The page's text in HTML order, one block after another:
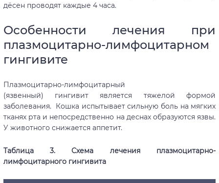
дёсен проводят каждые 4 часа.
Особенности лечения при
плазмоцитарно-лимфоцитарном
гингивите
Плазмоцитарно-лимфоцитарный
(язвенный) гингивит является тяжелой формой
заболевания. Кошка испытывает сильную боль на мягких
тканях рта и непосредственно на деснах образуются язвы.
У животного снижается аппетит.
Таблица 3. Схема лечения плазмоцитарно-
лимфоцитарного гингивита